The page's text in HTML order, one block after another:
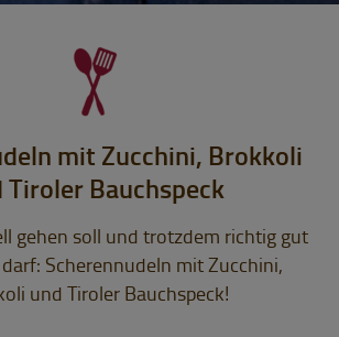
mit Zucchini, Brokkoli
Tiroler Bauchspeck
gehen soll und trotzdem richtig gut
Scherennudeln mit Zucchini,
und Tiroler Bauchspeck!